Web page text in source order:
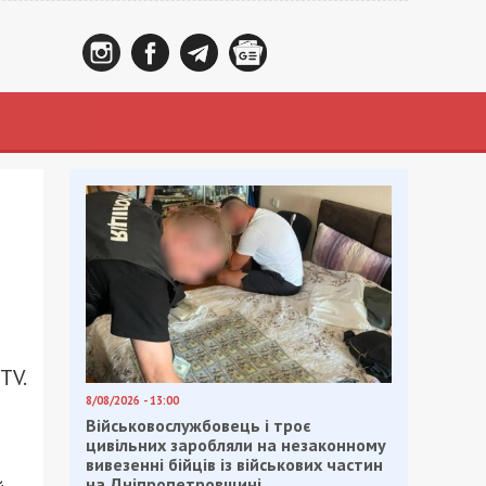
8/08/2026 - 13:00
Військовослужбовець і троє
цивільних заробляли на незаконному
вивезенні бійців із військових частин